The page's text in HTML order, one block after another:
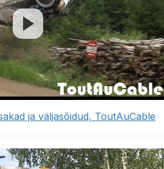
ja väljasõidud, ToutAuCable